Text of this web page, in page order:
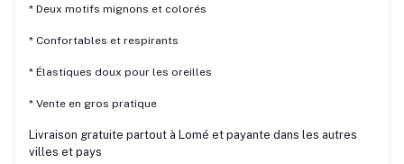
* Deux motifs mignons et colorés
* Confortables et respirants
* Élastiques doux pour les oreilles
* Vente en gros pratique
Livraison gratuite partout à Lomé et payante dans les autres
villes et pays